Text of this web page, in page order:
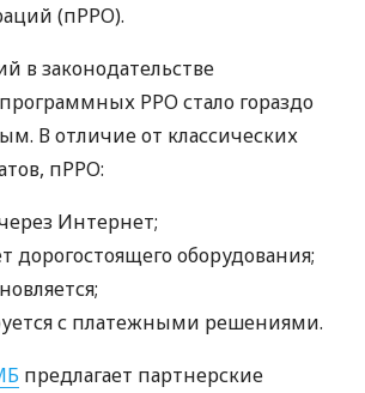
(пРРО).
в законодательстве
РРО стало гораздо
В отличие от классических
пРРО:
Интернет;
дорогостоящего оборудования;
с платежными решениями.
предлагает партнерские